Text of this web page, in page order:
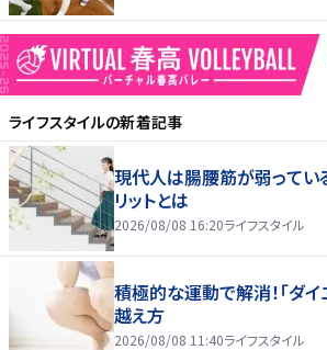
ライフスタイルの新着記事
現代人は腸腰筋が弱ってい
リットとは
2026/08/08 16:20ライフスタイル
積極的な運動で解消！「ダイ
越え方
2026/08/08 11:40ライフスタイル